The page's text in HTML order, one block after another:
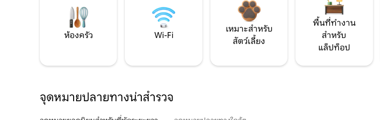
ห้องครัว Wi-Fi
เหมาะสำหรับ
สัตว์เลี้ยง
พื้นที่ทำงาน
สำหรับ
แล็ปท็อป
จุดหมายปลายทางน่าสำรวจ